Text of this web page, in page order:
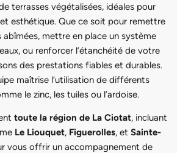
terrasses végétalisées, idéales pour
esthétique. Que ce soit pour remettre
mettre en place un système
ou renforcer l’étanchéité de votre
des prestations fiables et durables.
maîtrise l’utilisation de différents
le zinc, les tuiles ou l’ardoise.
toute la région de La Ciotat, incluant
Le Liouquet, Figuerolles, et Sainte-
vous offrir un accompagnement de